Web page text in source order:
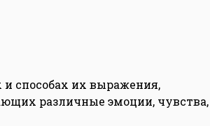
способах их выражения,
различные эмоции, чувства,